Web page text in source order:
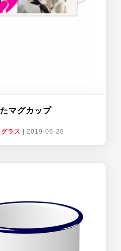
マグカップ
ラス 2019-06-20